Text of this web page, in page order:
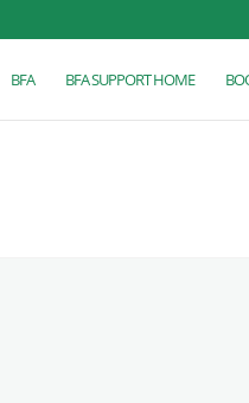
BFA BFA SUPPORT HOME